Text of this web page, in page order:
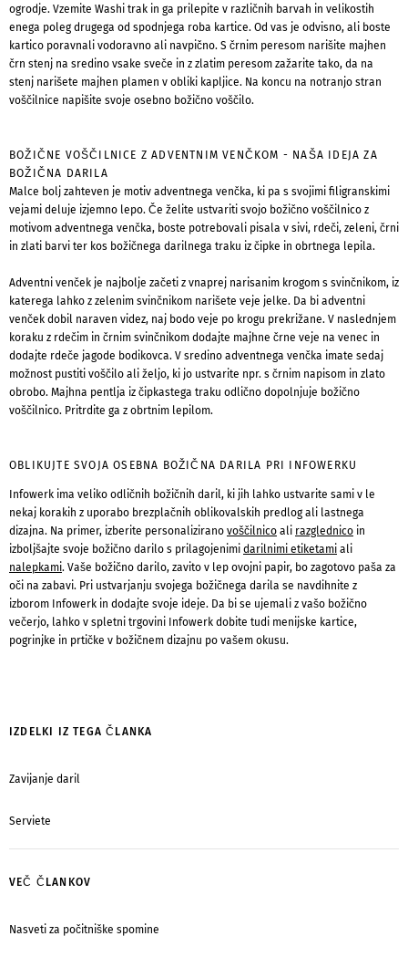
ogrodje. Vzemite Washi trak in ga prilepite v različnih barvah in velikostih
enega poleg drugega od spodnjega roba kartice. Od vas je odvisno, ali boste
kartico poravnali vodoravno ali navpično. S črnim peresom narišite majhen
črn stenj na sredino vsake sveče in z zlatim peresom zažarite tako, da na
stenj narišete majhen plamen v obliki kapljice. Na koncu na notranjo stran
voščilnice napišite svoje osebno božično voščilo.
BOŽIČNE VOŠČILNICE Z ADVENTNIM VENČKOM - NAŠA IDEJA ZA
BOŽIČNA DARILA
Malce bolj zahteven je motiv adventnega venčka, ki pa s svojimi filigranskimi
vejami deluje izjemno lepo. Če želite ustvariti svojo božično voščilnico z
motivom adventnega venčka, boste potrebovali pisala v sivi, rdeči, zeleni, črni
in zlati barvi ter kos božičnega darilnega traku iz čipke in obrtnega lepila.
Adventni venček je najbolje začeti z vnaprej narisanim krogom s svinčnikom, iz
katerega lahko z zelenim svinčnikom narišete veje jelke. Da bi adventni
venček dobil naraven videz, naj bodo veje po krogu prekrižane. V naslednjem
koraku z rdečim in črnim svinčnikom dodajte majhne črne veje na venec in
dodajte rdeče jagode bodikovca. V sredino adventnega venčka imate sedaj
možnost pustiti voščilo ali željo, ki jo ustvarite npr. s črnim napisom in zlato
obrobo. Majhna pentlja iz čipkastega traku odlično dopolnjuje božično
voščilnico. Pritrdite ga z obrtnim lepilom.
OBLIKUJTE SVOJA OSEBNA BOŽIČNA DARILA PRI INFOWERKU
Infowerk ima veliko odličnih božičnih daril, ki jih lahko ustvarite sami v le
nekaj korakih z uporabo brezplačnih oblikovalskih predlog ali lastnega
dizajna. Na primer, izberite personalizirano voščilnico ali razglednico in
izboljšajte svoje božično darilo s prilagojenimi darilnimi etiketami ali
nalepkami. Vaše božično darilo, zavito v lep ovojni papir, bo zagotovo paša za
oči na zabavi. Pri ustvarjanju svojega božičnega darila se navdihnite z
izborom Infowerk in dodajte svoje ideje. Da bi se ujemali z vašo božično
večerjo, lahko v spletni trgovini Infowerk dobite tudi menijske kartice,
pogrinjke in prtičke v božičnem dizajnu po vašem okusu.
IZDELKI IZ TEGA ČLANKA
Zavijanje daril
Serviete
VEČ ČLANKOV
Nasveti za počitniške spomine